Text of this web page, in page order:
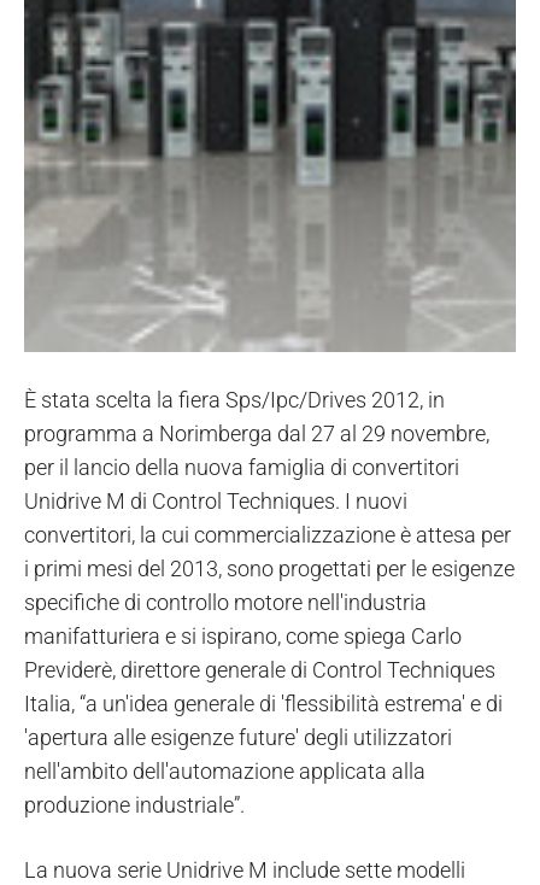
È stata scelta la fiera Sps/Ipc/Drives 2012, in
programma a Norimberga dal 27 al 29 novembre,
per il lancio della nuova famiglia di convertitori
Unidrive M di Control Techniques. I nuovi
convertitori, la cui commercializzazione è attesa per
i primi mesi del 2013, sono progettati per le esigenze
specifiche di controllo motore nell'industria
manifatturiera e si ispirano, come spiega Carlo
Previderè, direttore generale di Control Techniques
Italia, “a un'idea generale di 'flessibilità estrema' e di
'apertura alle esigenze future' degli utilizzatori
nell'ambito dell'automazione applicata alla
produzione industriale”.
La nuova serie Unidrive M include sette modelli